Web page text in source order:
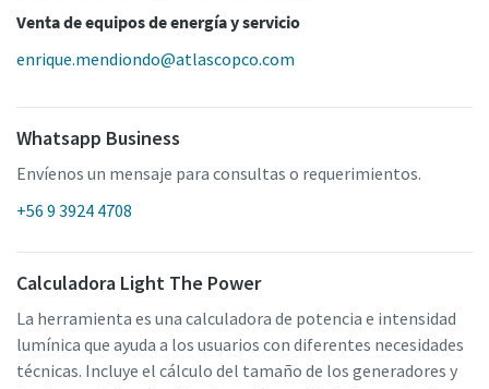
Venta de equipos de energía y servicio
enrique.mendiondo@atlascopco.com
Whatsapp Business
Envíenos un mensaje para consultas o requerimientos.
+56 9 3924 4708
Calculadora Light The Power
La herramienta es una calculadora de potencia e intensidad
lumínica que ayuda a los usuarios con diferentes necesidades
técnicas. Incluye el cálculo del tamaño de los generadores y